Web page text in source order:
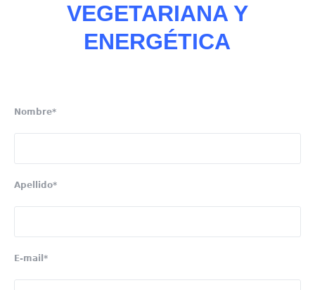
VEGETARIANA Y
ENERGÉTICA
Nombre*
Apellido*
E-mail*